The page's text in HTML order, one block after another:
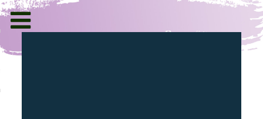
und Informationen
Toggle
navigation